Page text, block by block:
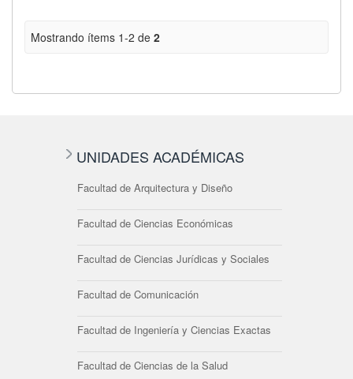
Mostrando ítems 1-2 de 2
UNIDADES ACADÉMICAS
Facultad de Arquitectura y Diseño
Facultad de Ciencias Económicas
Facultad de Ciencias Jurídicas y Sociales
Facultad de Comunicación
Facultad de Ingeniería y Ciencias Exactas
Facultad de Ciencias de la Salud